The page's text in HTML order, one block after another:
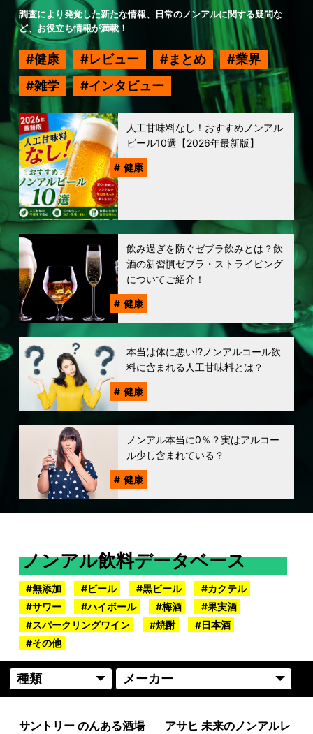
調査により発覚した新たな情報、日常のノンアルに関する疑問な
ど、お役立ち情報が満載！
健康 レビュー まとめ
業界
雑学
インタビュー
人工甘味料なし！おすすめノンアル
ビール10選【2026年最新版】
健康
飲み過ぎを防ぐゼブラ飲みとは？飲
酒の新習慣ゼブラ・ストライピング
についてご紹介！
健康
本当は体に悪い!?ノンアルコール飲
料に含まれる人工甘味料とは？
健康
ノンアル本当に0％？実はアルコー
ル少し含まれている？
健康
ノンアル飲料データベース
無添加 ビール 黒ビール
カクテル
サワー
ハイボール 梅酒
果実酒
スパークリングワイン
焼酎
日本酒
その他
サントリー のんある酒場
アサヒ 未来のノンアルレ